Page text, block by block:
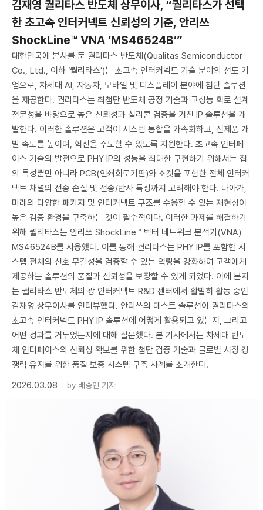
김재영 퀄리타스 반도체 상무이사, “퀄리타스가 선택
한 초고속 인터커넥트 신뢰성의 기준, 안리쓰
ShockLine™ VNA ‘MS46524B’”
대한민국에 본사를 둔 퀄리타스 반도체(Qualitas Semiconductor
Co., Ltd., 이하 ‘퀄리타스’)는 초고속 인터커넥트 기술 분야의 선도 기
업으로, 차세대 AI, 자동차, 모바일 및 디스플레이 분야에 첨단 솔루션
을 제공한다. 퀄리타스는 최첨단 반도체 공정 기술과 고성능 회로 설계
전문성을 바탕으로 높은 신뢰성과 실리콘 검증을 거친 IP 솔루션을 개
발한다. 이러한 솔루션은 고객이 시스템 통합을 가속화하고, 신제품 개
발 속도를 높이며, 혁신을 주도할 수 있도록 지원한다. 초고속 인터페
이스 기술의 발전으로 PHY IP의 성능을 최대한 구현하기 위해서는 칩
의 특성뿐만 아니라 PCB(인쇄회로기판)와 소켓을 포함한 전체 인터커
넥트 채널의 전송 손실 및 전송/반사 특성까지 고려해야 한다. 나아가,
미래의 다양한 패키지 및 인터커넥트 구조를 수용할 수 있는 재현성이
높은 검증 환경을 구축하는 것이 필수적이다. 이러한 과제를 해결하기
위해 퀄리타스는 안리쓰 ShockLine™ 벡터 네트워크 분석기(VNA)
MS46524B를 사용했다. 이를 통해 퀄리타스는 PHY IP를 포함한 시
스템 전체의 신호 무결성을 검증할 수 있는 역량을 강화하여 고객에게
제공하는 솔루션의 품질과 신뢰성을 보장할 수 있게 되었다. 이에 본지
는 퀄리타스 반도체의 광 인터커넥트 R&D 센터에서 활발히 활동 중인
김재영 상무이사를 인터뷰했다. 안리쓰의 테스트 솔루션이 퀄리타스의
초고속 인터커넥트 PHY IP 솔루션에 어떻게 활용되고 있는지, 그리고
어떤 성과를 거두었는지에 대해 질문했다. 본 기사에서는 차세대 반도
체 인터페이스의 신뢰성 확보를 위한 첨단 검증 기술과 글로벌 시장 경
쟁력 유지를 위한 품질 보증 시스템 구축 사례를 소개한다.
2026.03.08
by 배종인 기자